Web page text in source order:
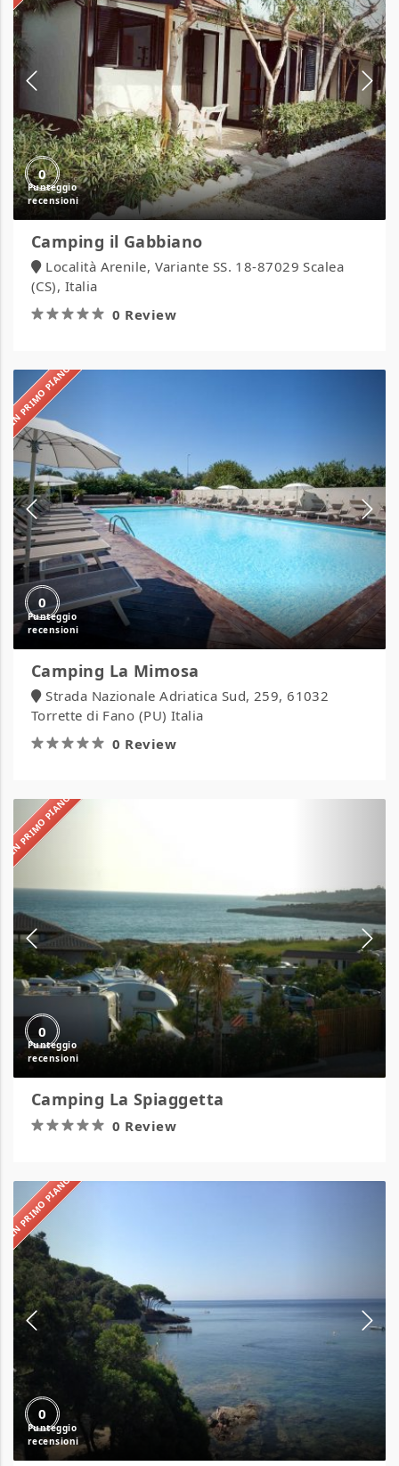
0
Camping il Gabbiano
Località Arenile, Variante SS. 18-87029 Scalea
(CS), Italia
0 Review
IN PRIMO PIANO
0
Camping La Mimosa
Strada Nazionale Adriatica Sud, 259, 61032
Torrette di Fano (PU) Italia
0 Review
IN PRIMO PIANO
0
Camping La Spiaggetta
0 Review
IN PRIMO PIANO
0